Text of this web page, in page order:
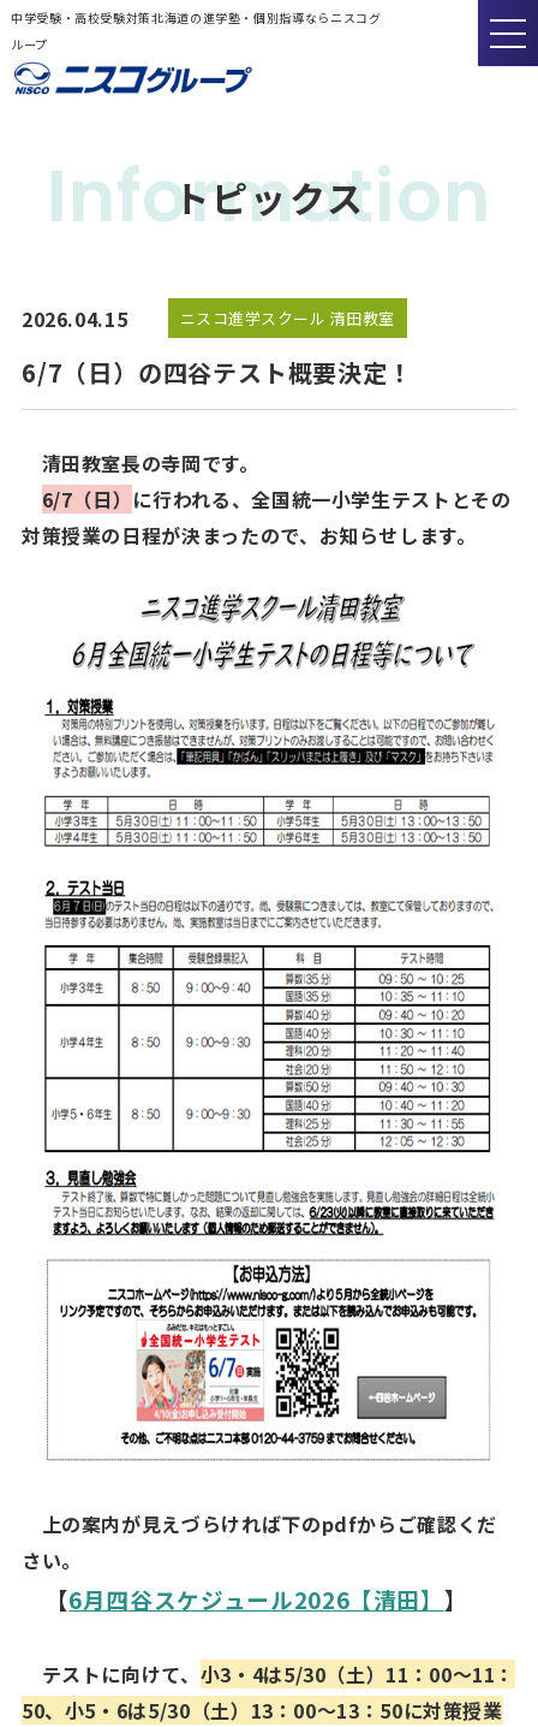
中学受験・高校受験対策北海道の進学塾・個別指導ならニスコグ
ループ
トピックス
Information
2026.04.15 ニスコ進学スクール 清田教室
6/7（日）の四谷テスト概要決定！
清田教室長の寺岡です。
6/7（日） に行われる、全国統一小学生テストとその
対策授業の日程が決まったので、お知らせします。
上の案内が見えづらければ下のpdfからご確認くだ
さい。
【6月四谷スケジュール2026【清田】 】
テストに向けて、 小3・4は5/30（土）11：00～11：
50、小5・6は5/30（土）13：00～13：50に対策授業